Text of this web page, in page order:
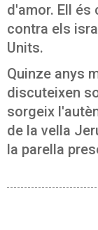
d'amor. Ell és
contra els
Units.
Quinze anys
discuteixen
sorgeix
de la vella
la parella